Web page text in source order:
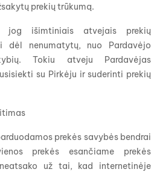
prekių trūkumą.
jog išimtiniais atvejais prekių
dėl nenumatytų, nuo Pardavėjo
Tokiu atveju Pardavėjas
su Pirkėju ir suderinti prekių
prekės savybės bendrai
prekės esančiame prekės
už tai, kad internetinėje